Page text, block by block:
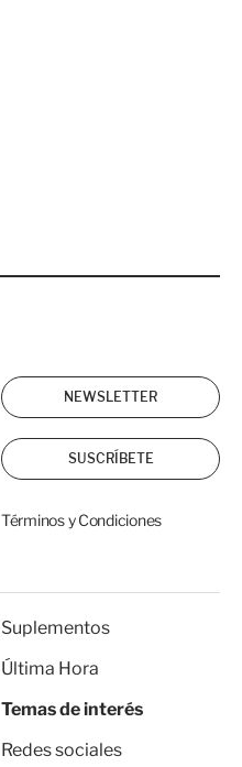
NEWSLETTER
SUSCRÍBETE
Términos y Condiciones
Suplementos
Última Hora
Temas de interés
Redes sociales